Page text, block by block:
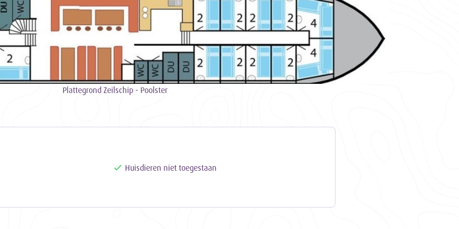
filters).
en net sanitair
Poolster zijn comfortabel en uitgerust met
en 220-volt stopcontacten. Er zijn negen 2-
en twee 4 persoonshutten. Het
uit drie douches en drie wc's.
en de Friese wateren. Tijdens de
jullie wensen en ideeën. Zeilervaring is niet
jullie zal begeleiden en uitleg zal geven
Plattegrond Zeilschip - Poolster
Huisdieren niet toegestaan